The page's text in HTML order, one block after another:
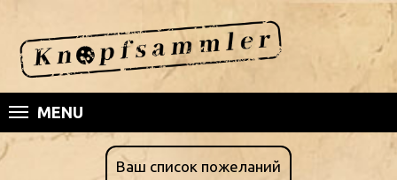
MENU
Ваш список пожеланий